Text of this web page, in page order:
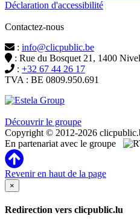
Déclaration d'accessibilité
Contactez-nous
: info@clicpublic.be
: Rue du Bosquet 21, 1400
: +32 67 44 26 17
TVA : BE 0809.950.691
Découvrir le groupe
Copyright © 2012-2026
En partenariat avec le groupe
Revenir en haut de la page
×
Redirection vers clicpublic.lu